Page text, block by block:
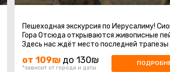
Пешеходная экскурсия по Иерусалиму!
Гора Отсюда открываются живописные
Здесь нас ждёт место последней
Горница Тайной Вечери, а также ...
от 109₪ до 130₪
*зависит от города и даты